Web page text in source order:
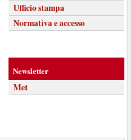
Ufficio stampa
Normativa e accesso
Newsletter
Met